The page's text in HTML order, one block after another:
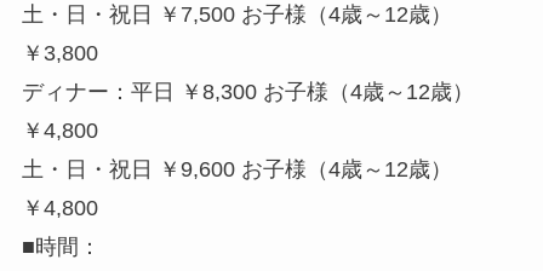
土・日・祝日 ￥7,500 お子様（4歳～12歳）
￥3,800
ディナー：平日 ￥8,300 お子様（4歳～12歳）
￥4,800
土・日・祝日 ￥9,600 お子様（4歳～12歳）
￥4,800
■時間：